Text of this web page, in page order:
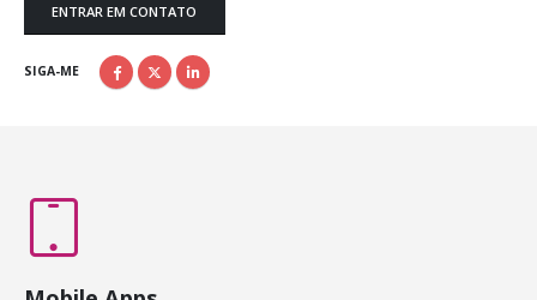
ENTRAR EM CONTATO
SIGA-ME